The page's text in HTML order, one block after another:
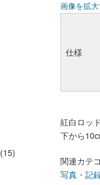
(15)
画像を拡
仕様
紅白ロッ
下から
関連カテ
写真・記